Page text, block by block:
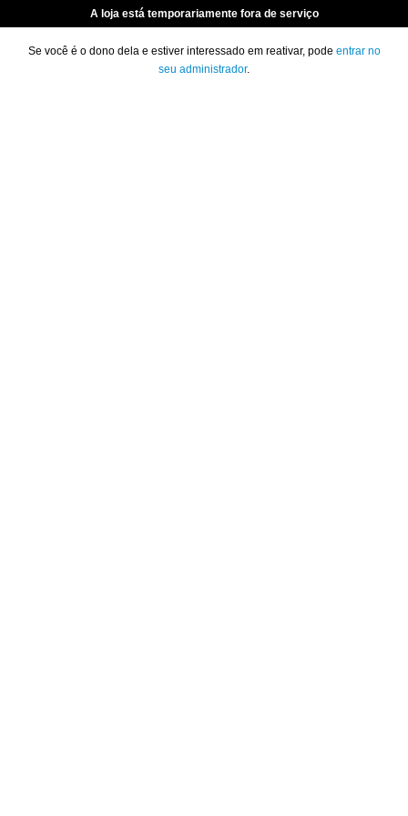
A loja está temporariamente fora de serviço
Se você é o dono dela e estiver interessado em reativar, pode entrar no
seu administrador.